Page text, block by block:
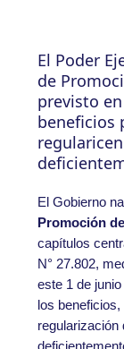
El Poder
de
previsto
beneficios
El Gobierno
Promoción
capítulos
N° 27.802,
este 1 de
los
regularización